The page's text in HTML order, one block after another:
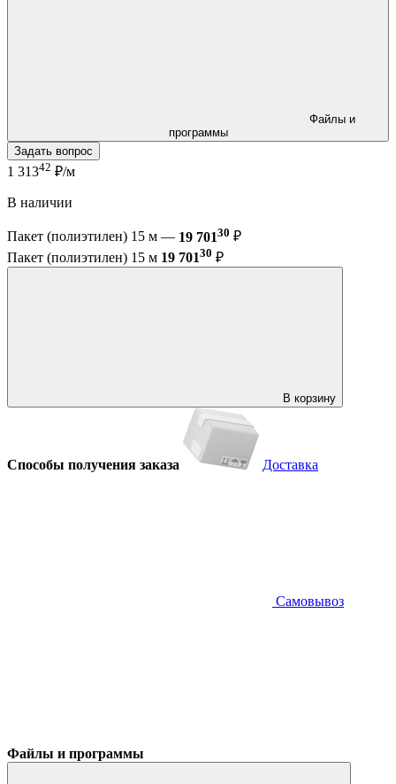
программы
Задать вопрос
1 31342 ₽/м
В наличии
Пакет (полиэтилен) 15 м — 19 70130 ₽
Пакет (полиэтилен) 15 м 19 70130 ₽
В корзину
Способы получения заказа Доставка
Самовывоз
Файлы и программы